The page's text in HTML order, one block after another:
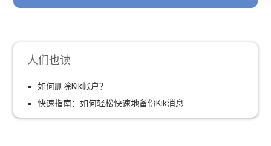
人们也读
如何删除Kik帐户？
快速指南：如何轻松快速地备份Kik消息